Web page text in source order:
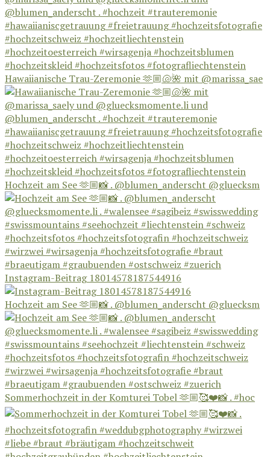
Hawaiianische Trau-Zeremonie 🫶🏼🐚🌺 mit @marissa_sae
Hochzeit am See 🫶🏼📸 . @blumen_anderscht @gluecksm
Instagram-Beitrag 18014578187544916
Hochzeit am See 🫶🏼📸 . @blumen_anderscht @gluecksm
Sommerhochzeit in der Komturei Tobel 🫶🏼🥰❤️📸 . #hoc